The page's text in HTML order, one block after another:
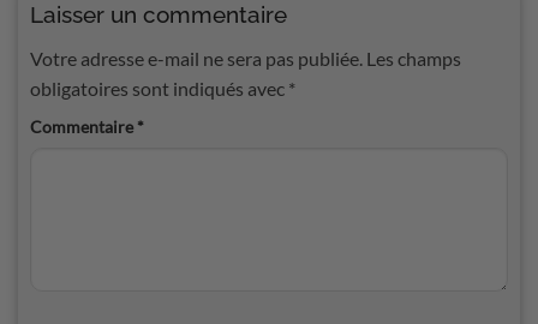
Laisser un commentaire
Votre adresse e-mail ne sera pas publiée. Les champs
obligatoires sont indiqués avec *
Commentaire *